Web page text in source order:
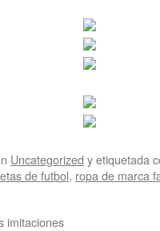
Uncategorized y etiquetada
de futbol, ropa de marca
imitaciones